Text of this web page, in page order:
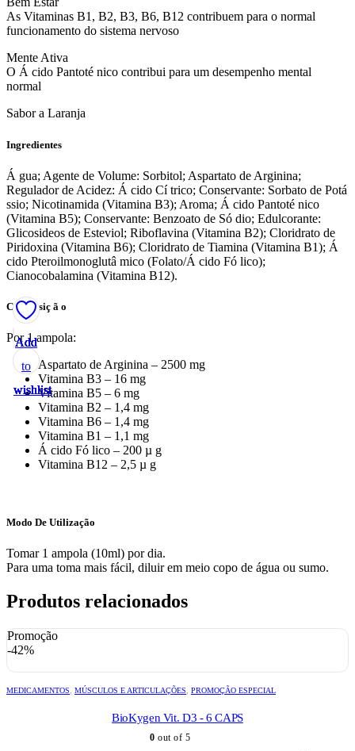
As Vitaminas B1, B2, B3, B6, B12 contribuem para o normal
funcionamento do sistema nervoso
Mente Ativa
O Á cido Pantoté nico contribui para um desempenho mental
normal
Sabor a Laranja
Ingredientes
Á gua; Agente de Volume: Sorbitol; Aspartato de Arginina;
Regulador de Acidez: Á cido Cí trico; Conservante: Sorbato de Potá
ssio; Nicotinamida (Vitamina B3); Aroma; Á cido Pantoté nico
(Vitamina B5); Conservante: Benzoato de Só dio; Edulcorante:
Glicosideos de Esteviol; Riboflavina (Vitamina B2); Cloridrato de
Piridoxina (Vitamina B6); Cloridrato de Tiamina (Vitamina B1); Á
cido Pteroilmonoglutâ mico (Folato/Á cido Fó lico);
Cianocobalamina (Vitamina B12).
Composiç ã o
Por 1 ampola:
Aspartato de Arginina – 2500 mg
Vitamina B3 – 16 mg
Vitamina B5 – 6 mg
Vitamina B2 – 1,4 mg
Vitamina B6 – 1,4 mg
Vitamina B1 – 1,1 mg
Á cido Fó lico – 200 µ g
Vitamina B12 – 2,5 µ g
Modo De Utilização
Tomar 1 ampola (10ml) por dia.
Para uma toma mais fácil, diluir em meio copo de água ou sumo.
Produtos relacionados
Promoção
-42%
Add
to
wishlist
MEDICAMENTOS, MÚSCULOS E ARTICULAÇÕES, PROMOÇÃO ESPECIAL
BioKygen Vit. D3 - 6 CAPS
0 out of 5
Add
to
wishlist
Add
to
wishlist
Add
to
wishlist
Add
to
wishlist